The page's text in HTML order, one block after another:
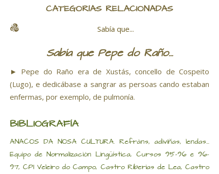
CATEGORÍAS RELACIONADAS
Sabía que...
Sabía que Pepe do Raño...
► Pepe do Raño era de Xustás, concello de Cospeito
(Lugo), e dedicábase a sangrar as persoas cando estaban
enfermas, por exemplo, de pulmonía.
BIBLIOGRAFÍA
ANACOS DA NOSA CULTURA. Refráns, adiviñas, lendas...
Equipo de Normalización Lingüística, Cursos 95-96 e 96-
97, CPI Veleiro do Campo, Castro Riberias de Lea, Castro